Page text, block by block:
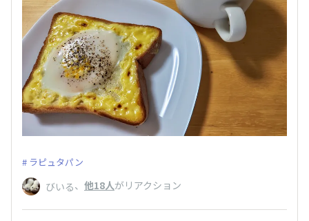
ラピュタパン
びいる、 他18人がリアクション